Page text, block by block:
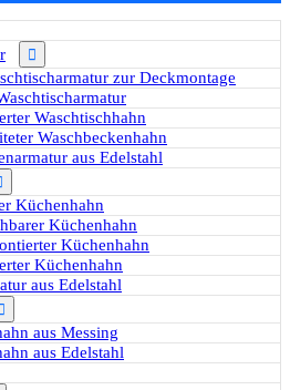
zur Deckmontage
Waschtischhahn
Waschbeckenhahn
aus Edelstahl
Küchenhahn
Küchenhahn
Küchenhahn
Küchenhahn
aus Edelstahl
aus Messing
aus Edelstahl